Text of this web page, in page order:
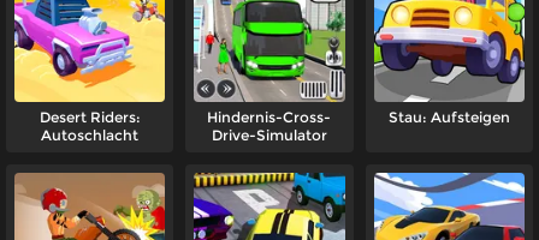
Desert Riders:
Autoschlacht
Hindernis-Cross-
Drive-Simulator
Stau: Aufsteigen